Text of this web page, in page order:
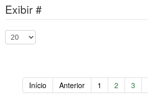
Exibir #
Início Anterior 1 2 3